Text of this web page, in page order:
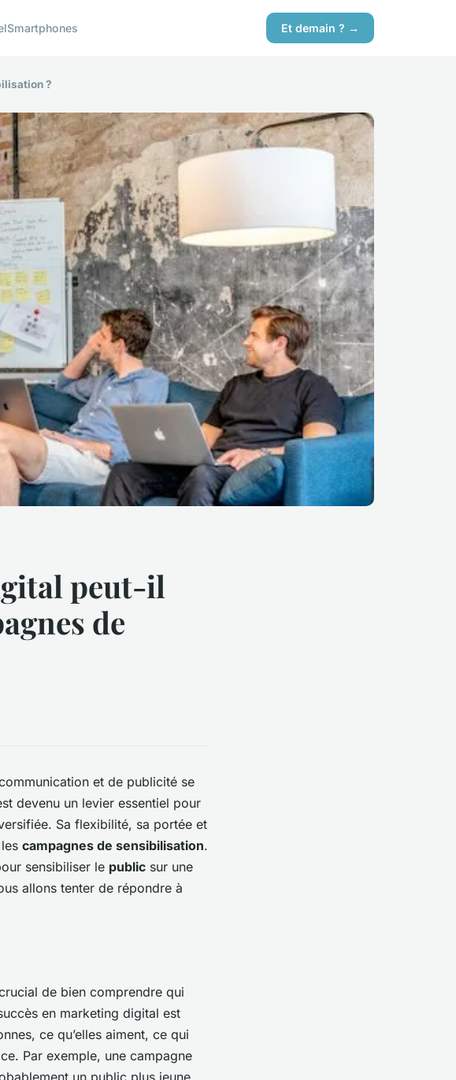
Smartphones Et demain ? →
?
peut-il
de
et de publicité se
devenu un levier essentiel pour
Sa flexibilité, sa portée et
campagnes de sensibilisation.
sensibiliser le public sur une
allons tenter de répondre à
de bien comprendre qui
en marketing digital est
ce qu’elles aiment, ce qui
Par exemple, une campagne
un public plus jeune,